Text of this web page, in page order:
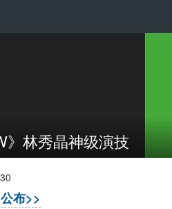
》林秀晶神级演技
布>>